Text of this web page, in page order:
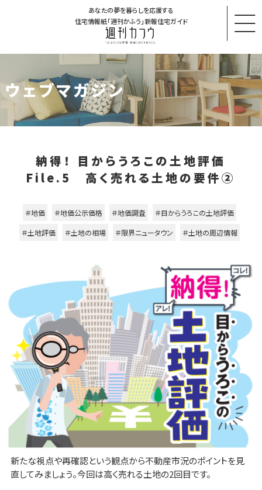
あなたの夢を暮らしを応援する
住宅情報紙「週刊かふう」新報住宅ガイド
ウェブマガジン
納得！ 目からうろこの土地評価
File.5 高く売れる土地の要件②
＃地価 ＃地価公示価格 ＃地価調査
＃目からうろこの土地評価
＃土地評価
＃土地の相場 ＃限界ニュータウン ＃土地の周辺情報
新たな視点や再確認という観点から不動産市況のポイントを見
直してみましょう。今回は高く売れる土地の2回目です。